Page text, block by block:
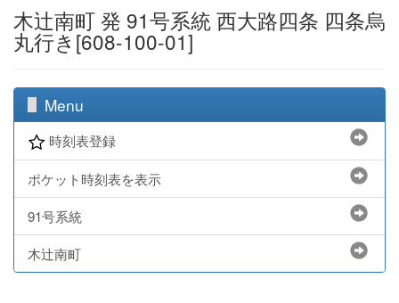
木辻南町 発 91号系統 西大路四条 四条烏
丸行き[608-100-01]
Menu
時刻表登録
ポケット時刻表を表示
91号系統
木辻南町